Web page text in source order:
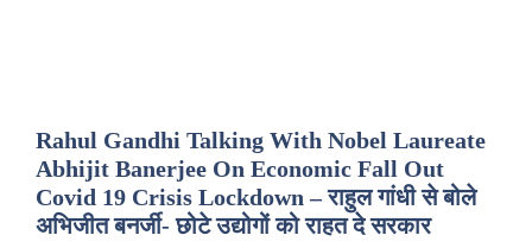
Rahul Gandhi Talking With Nobel Laureate
Abhijit Banerjee On Economic Fall Out
Covid 19 Crisis Lockdown – राहुल गांधी से बोले
अभिजीत बनर्जी- छोटे उद्योगों को राहत दे सरकार